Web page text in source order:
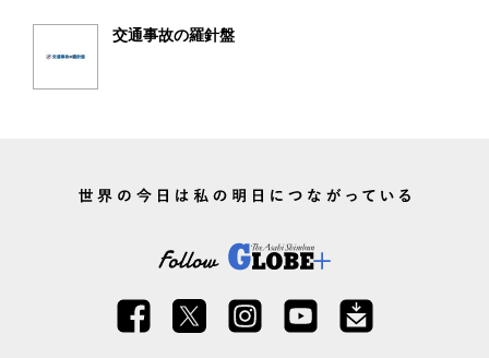
交通事故の羅針盤